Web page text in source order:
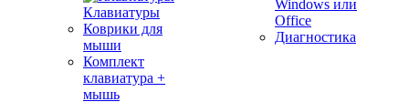
Клавиатуры
Коврики для
мыши
Комплект
клавиатура +
мышь
Windows или
Office
Диагностика